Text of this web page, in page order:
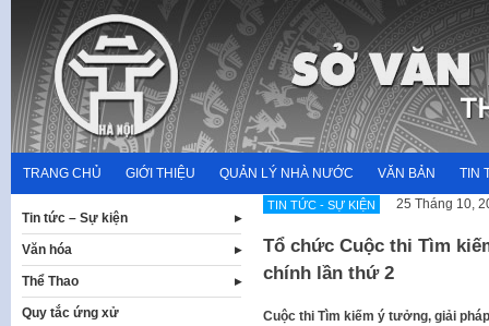
content
TRANG CHỦ GIỚI THIỆU QUẢN LÝ NHÀ NƯỚC VĂN BẢN TIN
TIN TỨC - SỰ KIỆN 25 Tháng 10,
Tổ chức Cuộc thi Tìm
chính lần thứ 2
Cuộc thi Tìm kiếm ý tưởng, giải
Tin tức – Sự kiện
Văn hóa
Thể Thao
Quy tắc ứng xử